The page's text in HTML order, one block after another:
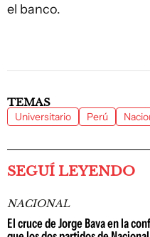
el banco.
TEMAS
Universitario Perú
SEGUÍ LEYENDO
NACIONAL
El cruce de Jorge Bava en la